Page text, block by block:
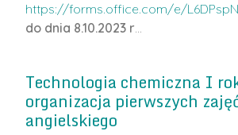
https://forms.office.com/e/
do dnia 8.10.2023 r…
Technologia chemiczna I
organizacja pierwszych
angielskiego